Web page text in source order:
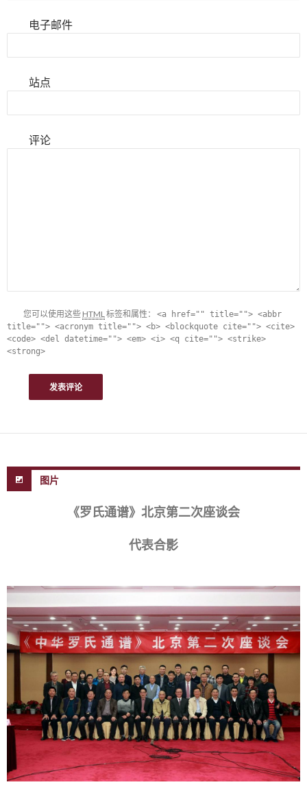
电子邮件
站点
评论
您可以使用这些 HTML标签和属性： <a href="" title=""> <abbr
title=""> <acronym title=""> <b> <blockquote cite=""> <cite>
<code> <del datetime=""> <em> <i> <q cite=""> <strike>
<strong>
图片
《罗氏通谱》北京第二次座谈会
代表合影